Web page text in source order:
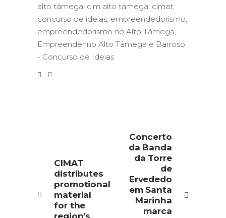
alto tâmega, cim alto tâmega, cimat,
concurso de ideias, empreendedorismo,
empreendedorismo no Alto Tãmega,
Empreender no Alto Tâmega e Barroso
- Concurso de Ideias
CIMAT
distributes
promotional
material
for the
region's
Concerto
da Banda
da Torre
de
Ervededo
em Santa
Marinha
marca